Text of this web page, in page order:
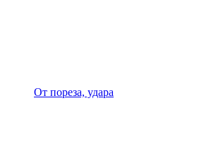
От пореза, удара